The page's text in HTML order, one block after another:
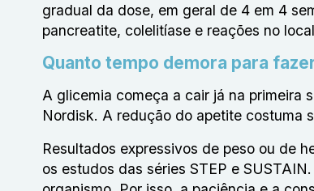
gradual da dose, em geral de 4 em 4
pancreatite, colelitíase e reações no
Quanto tempo demora para
A glicemia começa a cair já na primeira
Nordisk. A redução do apetite costuma
Resultados expressivos de peso ou de
os estudos das séries STEP e